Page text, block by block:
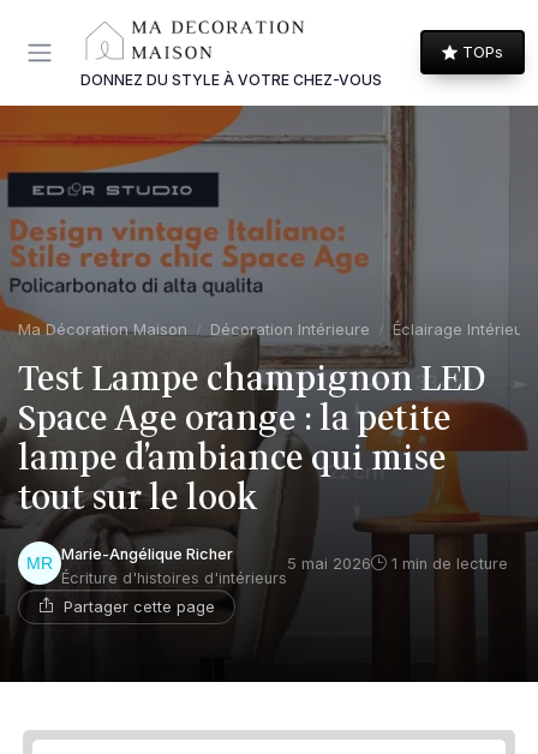
DONNEZ DU STYLE À VOTRE CHEZ-VOUS
TOPs
Ma Décoration Maison Décoration Intérieure Éclairage Intérieur
Test Lampe champignon LED
Space Age orange : la petite
lampe d’ambiance qui mise
tout sur le look
Marie-Angélique Richer
Écriture d'histoires d'intérieurs
5 mai 2026 1 min de lecture
Partager cette page
Panneau de gestion des cookies